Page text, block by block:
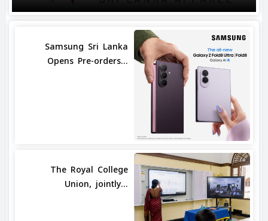
Samsung Sri Lanka
Opens Pre-orders...
The Royal College
Union, jointly...